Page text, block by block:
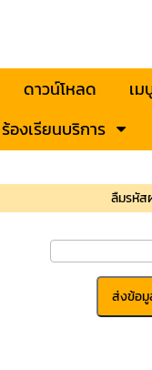
ดาวน์โหลด เ
ร้องเรียนบริการ
ลืมรหัส